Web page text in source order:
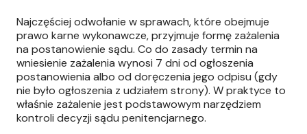
Najczęściej odwołanie w sprawach, które obejmuje
prawo karne wykonawcze, przyjmuje formę zażalenia
na postanowienie sądu. Co do zasady termin na
wniesienie zażalenia wynosi 7 dni od ogłoszenia
postanowienia albo od doręczenia jego odpisu (gdy
nie było ogłoszenia z udziałem strony). W praktyce to
właśnie zażalenie jest podstawowym narzędziem
kontroli decyzji sądu penitencjarnego.